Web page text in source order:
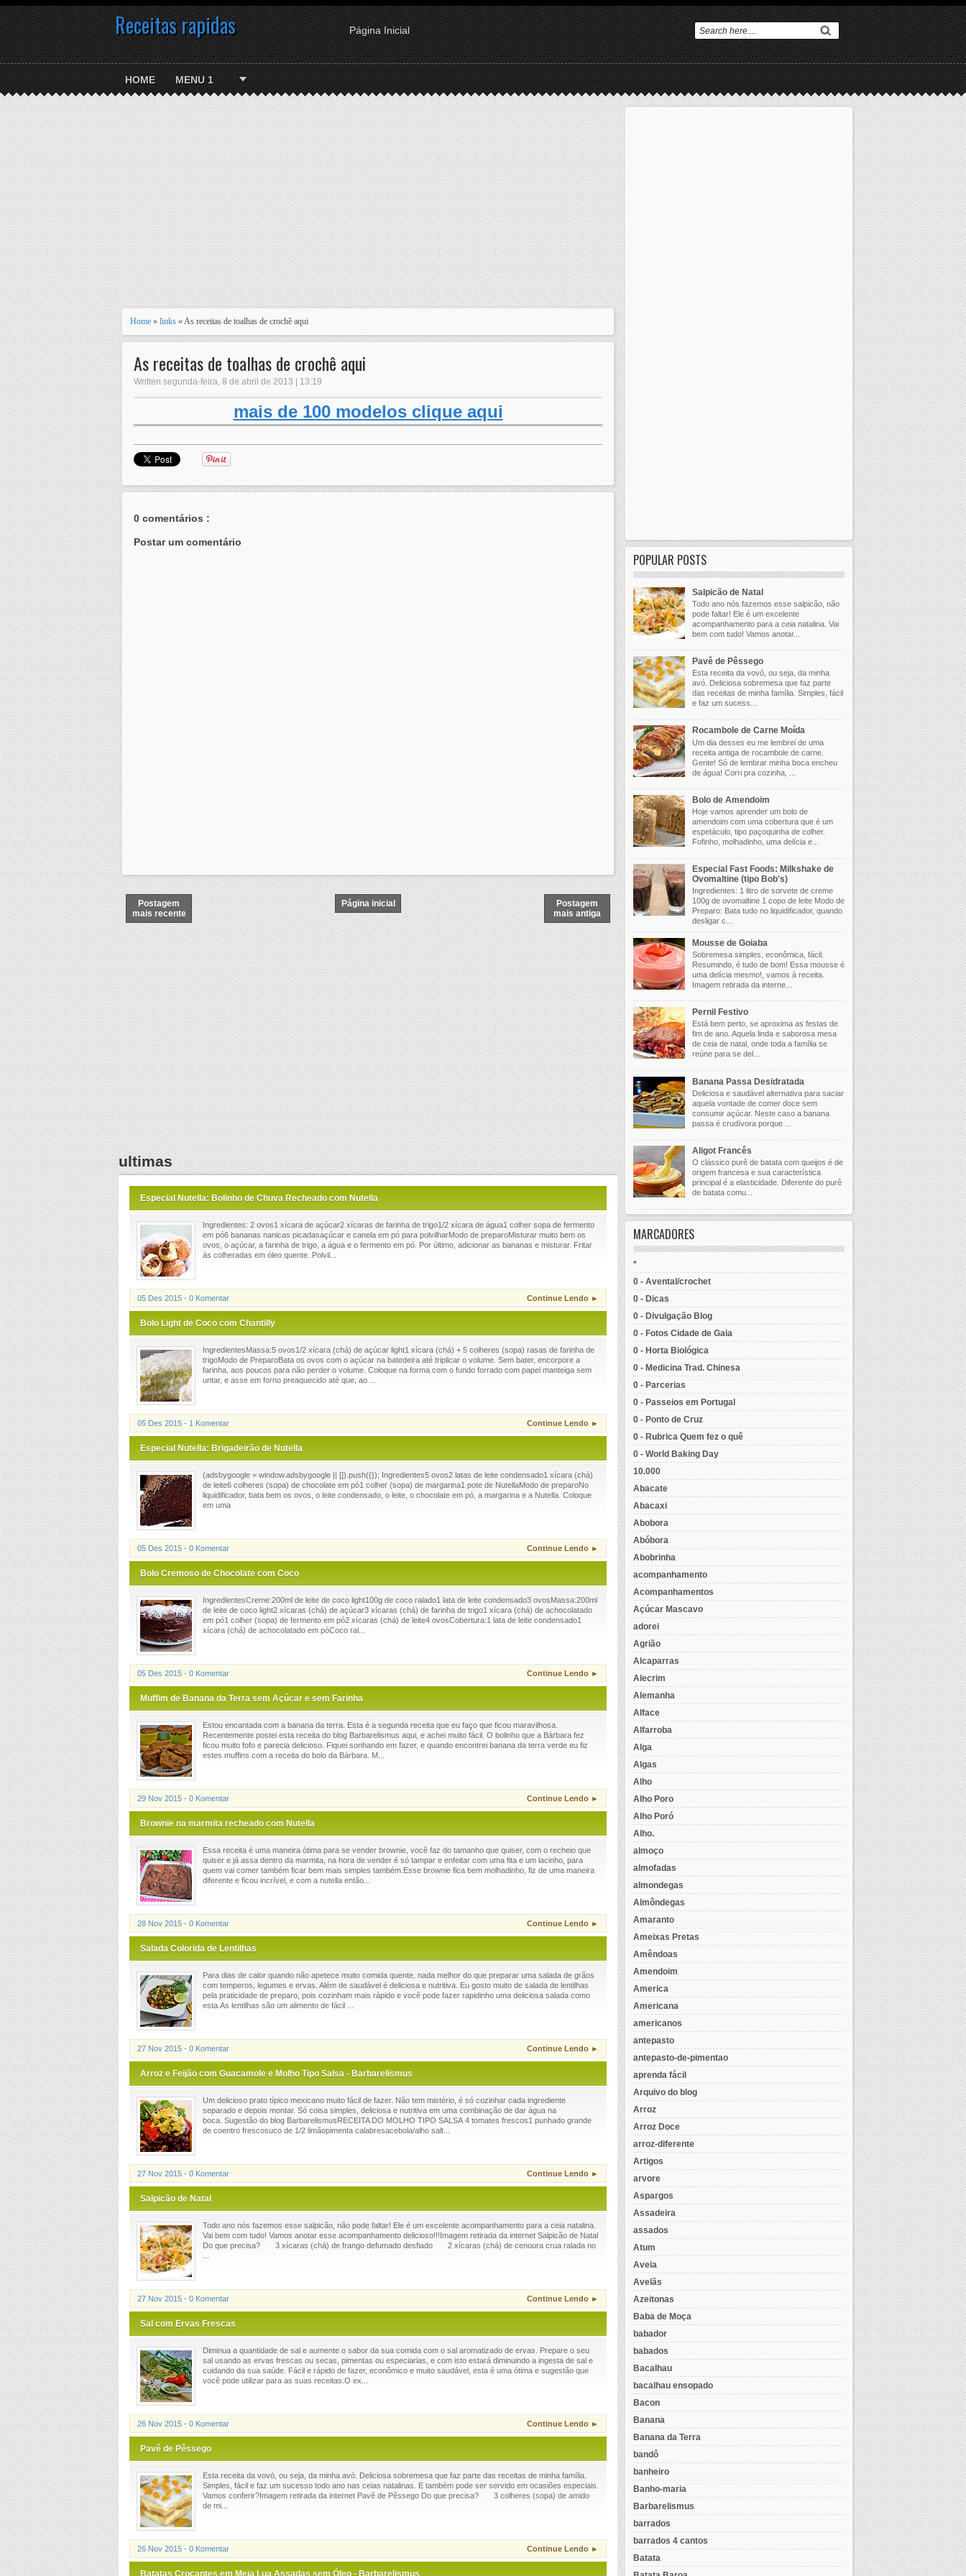
Receitas rapidas Página Inicial
HOME MENU 1
Home » links » As receitas de toalhas de crochê aqui
As receitas de toalhas de crochê aqui
Written segunda-feira, 8 de abril de 2013 | 13:19
mais de 100 modelos clique aqui
0 comentários :
Postar um comentário
Postagem
mais recente
Postagem
mais antiga
Página inicial
ultimas
Especial Nutella: Bolinho de Chuva Recheado com Nutella
Ingredientes: 2 ovos1 xícara de açúcar2 xícaras de farinha de trigo1/2 xícara de água1 colher sopa de fermento
em pó6 bananas nanicas picadasaçúcar e canela em pó para polvilharModo de preparoMisturar muito bem os
ovos, o açúcar, a farinha de trigo, a água e o fermento em pó. Por último, adicionar as bananas e misturar. Fritar
às colheradas em óleo quente. Polvil...
05 Des 2015 - 0 Komentar Continue Lendo ►
Bolo Light de Coco com Chantilly
IngredientesMassa:5 ovos1/2 xícara (chá) de açúcar light1 xícara (chá) + 5 colheres (sopa) rasas de farinha de
trigoModo de PreparoBata os ovos com o açúcar na batedeira até triplicar o volume. Sem bater, encorpore a
farinha, aos poucos para não perder o volume. Coloque na forma com o fundo forrado com papel manteiga sem
untar, e asse em forno preaquecido até que, ao ...
05 Des 2015 - 1 Komentar Continue Lendo ►
Especial Nutella: Brigadeirão de Nutella
(adsbygoogle = window.adsbygoogle || []).push({}); Ingredientes5 ovos2 latas de leite condensado1 xícara (chá)
de leite6 colheres (sopa) de chocolate em pó1 colher (sopa) de margarina1 pote de NutellaModo de preparoNo
liquidificador, bata bem os ovos, o leite condensado, o leite, o chocolate em pó, a margarina e a Nutella. Coloque
em uma
05 Des 2015 - 0 Komentar Continue Lendo ►
Bolo Cremoso de Chocolate com Coco
IngredientesCreme:200ml de leite de coco light100g de coco ralado1 lata de leite condensado3 ovosMassa:200ml
de leite de coco light2 xícaras (chá) de açúcar3 xícaras (chá) de farinha de trigo1 xícara (chá) de achocolatado
em pó1 colher (sopa) de fermento em pó2 xícaras (chá) de leite4 ovosCobertura:1 lata de leite condensado1
xícara (chá) de achocolatado em póCoco ral...
05 Des 2015 - 0 Komentar Continue Lendo ►
Muffim de Banana da Terra sem Açúcar e sem Farinha
Estou encantada com a banana da terra. Esta é a segunda receita que eu faço que ficou maravilhosa.
Recentemente postei esta receita do blog Barbarelismus aqui, e achei muito fácil. O bolinho que a Bárbara fez
ficou muito fofo e parecia delicioso. Fiquei sonhando em fazer, e quando encontrei banana da terra verde eu fiz
estes muffins com a receita do bolo da Bárbara. M...
29 Nov 2015 - 0 Komentar Continue Lendo ►
Brownie na marmita recheado com Nutella
Essa receita é uma maneira ótima para se vender brownie, você faz do tamanho que quiser, com o recheio que
quiser e já assa dentro da marmita, na hora de vender é só tampar e enfeitar com uma fita e um lacinho, para
quem vai comer também ficar bem mais simples também.Esse brownie fica bem molhadinho, fiz de uma maneira
diferente e ficou incrível, e com a nutella então...
28 Nov 2015 - 0 Komentar Continue Lendo ►
Salada Colorida de Lentilhas
Para dias de calor quando não apetece muito comida quente, nada melhor do que preparar uma salada de grãos
com temperos, legumes e ervas. Além de saudável é deliciosa e nutritiva. Eu gosto muito de salada de lentilhas
pela praticidade de preparo, pois cozinham mais rápido e você pode fazer rapidinho uma deliciosa salada como
esta.As lentilhas são um alimento de fácil ...
27 Nov 2015 - 0 Komentar Continue Lendo ►
Arroz e Feijão com Guacamole e Molho Tipo Salsa - Barbarelismus
Um delicioso prato típico mexicano muito fácil de fazer. Não tem mistério, é só cozinhar cada ingrediente
separado e depois montar. Só coisa simples, deliciosa e nutritiva em uma combinação de dar água na
boca. Sugestão do blog BarbarelismusRECEITA DO MOLHO TIPO SALSA 4 tomates frescos1 punhado grande
de coentro frescosuco de 1/2 limãopimenta calabresacebola/alho salt...
27 Nov 2015 - 0 Komentar Continue Lendo ►
Salpicão de Natal
Todo ano nós fazemos esse salpicão, não pode faltar! Ele é um excelente acompanhamento para a ceia natalina.
Vai bem com tudo! Vamos anotar esse acompanhamento delicioso!!!Imagem retirada da internet Salpicão de Natal
Do que precisa? 3 xícaras (chá) de frango defumado desfiado 2 xícaras (chá) de cenoura crua ralada no
27 Nov 2015 - 0 Komentar Continue Lendo ►
Sal com Ervas Frescas
Diminua a quantidade de sal e aumente o sabor da sua comida com o sal aromatizado de ervas. Prepare o seu
sal usando as ervas frescas ou secas, pimentas ou especiarias, e com isto estará diminuindo a ingesta de sal e
cuidando da sua saúde. Fácil e rápido de fazer, econômico e muito saudável, esta é uma ótima e sugestão que
você pode utilizar para as suas receitas.O ex...
26 Nov 2015 - 0 Komentar Continue Lendo ►
Pavê de Pêssego
Esta receita da vovó, ou seja, da minha avó. Deliciosa sobremesa que faz parte das receitas de minha família.
Simples, fácil e faz um sucesso todo ano nas ceias natalinas. E também pode ser servido em ocasiões especiais.
Vamos conferir?Imagem retirada da internet Pavê de Pêssego Do que precisa? 3 colheres (sopa) de amido
de mi...
26 Nov 2015 - 0 Komentar Continue Lendo ►
POPULAR POSTS
Salpicão de Natal
Todo ano nós fazemos esse salpicão, não
pode faltar! Ele é um excelente
acompanhamento para a ceia natalina. Vai
bem com tudo! Vamos anotar...
Pavê de Pêssego
Esta receita da vovó, ou seja, da minha
avó. Deliciosa sobremesa que faz parte
das receitas de minha família. Simples, fácil
e faz um sucess...
Rocambole de Carne Moída
Um dia desses eu me lembrei de uma
receita antiga de rocambole de carne.
Gente! Só de lembrar minha boca encheu
de água! Corri pra cozinha, ...
Bolo de Amendoim
Hoje vamos aprender um bolo de
amendoim com uma cobertura que é um
espetáculo, tipo paçoquinha de colher.
Fofinho, molhadinho, uma delícia e...
Especial Fast Foods: Milkshake de
Ovomaltine (tipo Bob's)
Ingredientes: 1 litro de sorvete de creme
100g de ovomaltine 1 copo de leite Modo de
Preparo: Bata tudo no liquidificador, quando
desligar c...
Mousse de Goiaba
Sobremesa simples, econômica, fácil.
Resumindo, é tudo de bom! Essa mousse é
uma delícia mesmo!, vamos à receita.
Imagem retirada da interne...
Pernil Festivo
Está bem perto, se aproxima as festas de
fim de ano. Aquela linda e saborosa mesa
de ceia de natal, onde toda a família se
reúne para se del...
Banana Passa Desidratada
Deliciosa e saudável alternativa para saciar
aquela vontade de comer doce sem
consumir açúcar. Neste caso a banana
passa é crudívora porque ...
Aligot Francês
O clássico purê de batata com queijos é de
origem francesa e sua característica
principal é a elasticidade. Diferente do purê
de batata comu...
MARCADORES
*
0 - Avental/crochet
0 - Dicas
0 - Divulgação Blog
0 - Fotos Cidade de Gaia
0 - Horta Biológica
0 - Medicina Trad. Chinesa
0 - Parcerias
0 - Passeios em Portugal
0 - Ponto de Cruz
0 - Rubrica Quem fez o quê
0 - World Baking Day
10.000
Abacate
Abacaxi
Abobora
Abóbora
Abobrinha
acompanhamento
Acompanhamentos
Açúcar Mascavo
adorei
Agrião
Alcaparras
Alecrim
Alemanha
Alface
Alfarroba
Alga
Algas
Alho
Alho Poro
Alho Poró
Alho.
almoço
almofadas
almondegas
Almôndegas
Amaranto
Ameixas Pretas
Amêndoas
Amendoim
America
Americana
americanos
antepasto
antepasto-de-pimentao
aprenda fácil
Arquivo do blog
Arroz
Arroz Doce
arroz-diferente
Artigos
arvore
Aspargos
Assadeira
assados
Atum
Aveia
Avelãs
Azeitonas
Baba de Moça
babador
babados
Bacalhau
bacalhau ensopado
Bacon
Banana
Banana da Terra
bandô
banheiro
Banho-maria
Barbarelismus
barrados
barrados 4 cantos
Batata